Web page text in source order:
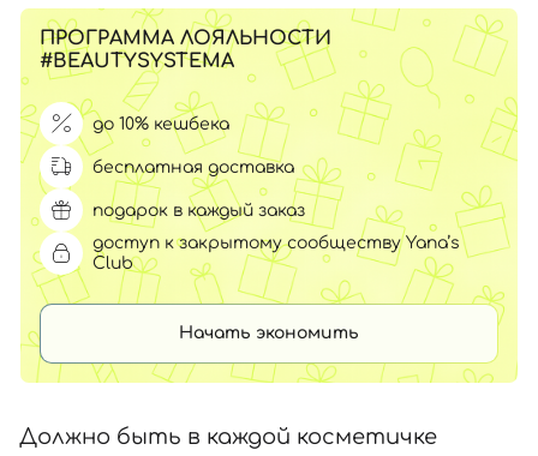
ПРОГРАММА ЛОЯЛЬНОСТИ
#BEAUTYSYSTEMA
до 10% кешбека
бесплатная доставка
подарок в каждый заказ
доступ к закрытому сообществу Yana’s
Club
Начать экономить
Должно быть в каждой косметичке